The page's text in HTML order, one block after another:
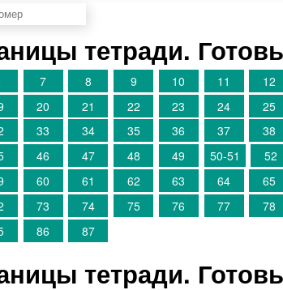
тетради.
7 8 9 10 11 12
20 21 22 23 24 25
33 34 35 36 37 38
46 47 48 49 50-51 52
60 61 62 63 64 65
73 74 75 76 77 78
86 87
тетради.